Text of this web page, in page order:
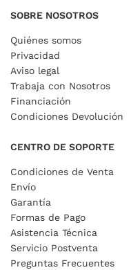
SOBRE NOSOTROS
Quiénes somos
Privacidad
Aviso legal
Trabaja con Nosotros
Financiación
Condiciones Devolución
CENTRO DE SOPORTE
Condiciones de Venta
Envío
Garantía
Formas de Pago
Asistencia Técnica
Servicio Postventa
Preguntas Frecuentes